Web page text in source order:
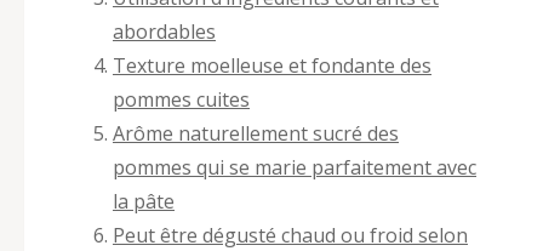
abordables
Texture moelleuse et fondante des
pommes cuites
Arôme naturellement sucré des
pommes qui se marie parfaitement avec
la pâte
Peut être dégusté chaud ou froid selon